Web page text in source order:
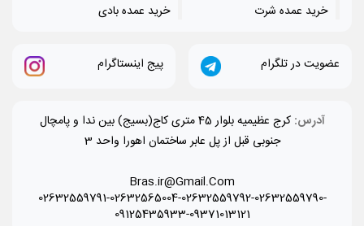
خرید عمده شرت
خرید عمده بادی
عضویت در تلگرام پیج اینستاگرام
آدرس:
کرج عظیمیه بلوار 45 متری کاج(بسیج) بین ندا و پامچال
جنوبی قبل از پل عابر ساختمان اهورا واحد 3
Bras.ir@Gmail.Com
02632559791-02632565004-02632559792-02632559790-
09125435933-09371013121